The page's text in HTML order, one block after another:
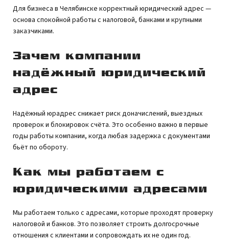
Для бизнеса в Челябинске корректный юридический адрес —
основа спокойной работы с налоговой, банками и крупными
заказчиками.
Зачем компании
надёжный юридический
адрес
Надёжный юрадрес снижает риск доначислений, выездных
проверок и блокировок счёта. Это особенно важно в первые
годы работы компании, когда любая задержка с документами
бьёт по обороту.
Как мы работаем с
юридическими адресами
Мы работаем только с адресами, которые проходят проверку
налоговой и банков. Это позволяет строить долгосрочные
отношения с клиентами и сопровождать их не один год.